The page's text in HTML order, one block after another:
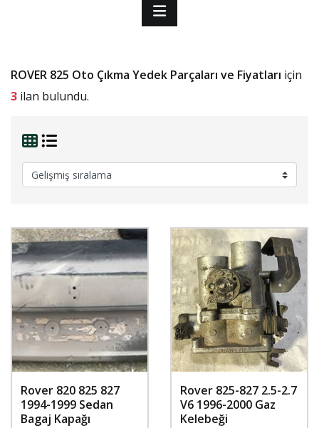
ROVER 825 Oto Çıkma Yedek Parçaları ve Fiyatları için
3 ilan bulundu.
Rover 820 825 827
1994-1999 Sedan
Bagaj Kapağı
Rover 825-827 2.5-2.7
V6 1996-2000 Gaz
Kelebeği